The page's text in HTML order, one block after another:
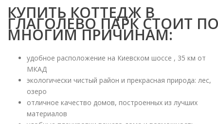
КУПИТЬ КОТТЕДЖ В
ГЛАГОЛЕВО ПАРК СТОИТ
МНОГИМ ПРИЧИНАМ:
удобное расположение на Киевском шоссе , 35 км от
МКАД
экологически чистый район и прекрасная природа: лес,
озеро
отличное качество домов, построенных из лучших
материалов